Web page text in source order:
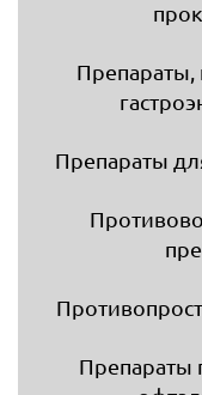
Препараты
Препараты